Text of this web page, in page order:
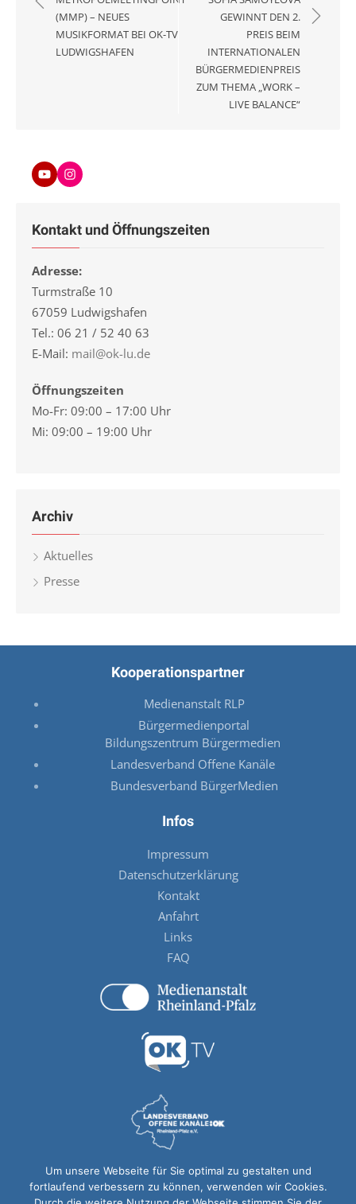
(MMP) – NEUES
MUSIKFORMAT BEI OK-TV
LUDWIGSHAFEN
GEWINNT DEN 2.
PREIS BEIM
INTERNATIONALEN
BÜRGERMEDIENPREIS
ZUM THEMA „WORK –
LIVE BALANCE“
YoutubeInstagram
Kontakt und Öffnungszeiten
Adresse:
Turmstraße 10
67059 Ludwigshafen
Tel.: 06 21 / 52 40 63
E-Mail: mail@ok-lu.de
Öffnungszeiten
Mo-Fr: 09:00 – 17:00 Uhr
Mi: 09:00 – 19:00 Uhr
Archiv
Aktuelles
Presse
Kooperationspartner
Medienanstalt RLP
Bürgermedienportal
Bildungszentrum Bürgermedien
Landesverband Offene Kanäle
Bundesverband BürgerMedien
Infos
Impressum
Datenschutzerklärung
Kontakt
Anfahrt
Links
FAQ
Um unsere Webseite für Sie optimal zu gestalten und
fortlaufend verbessern zu können, verwenden wir Cookies.